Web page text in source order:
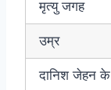
मृत्यु जगह
उम्र
दानिश जेहन के